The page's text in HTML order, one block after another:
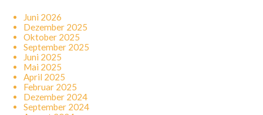
Juni 2026
Dezember 2025
Oktober 2025
September 2025
Juni 2025
Mai 2025
April 2025
Februar 2025
Dezember 2024
September 2024